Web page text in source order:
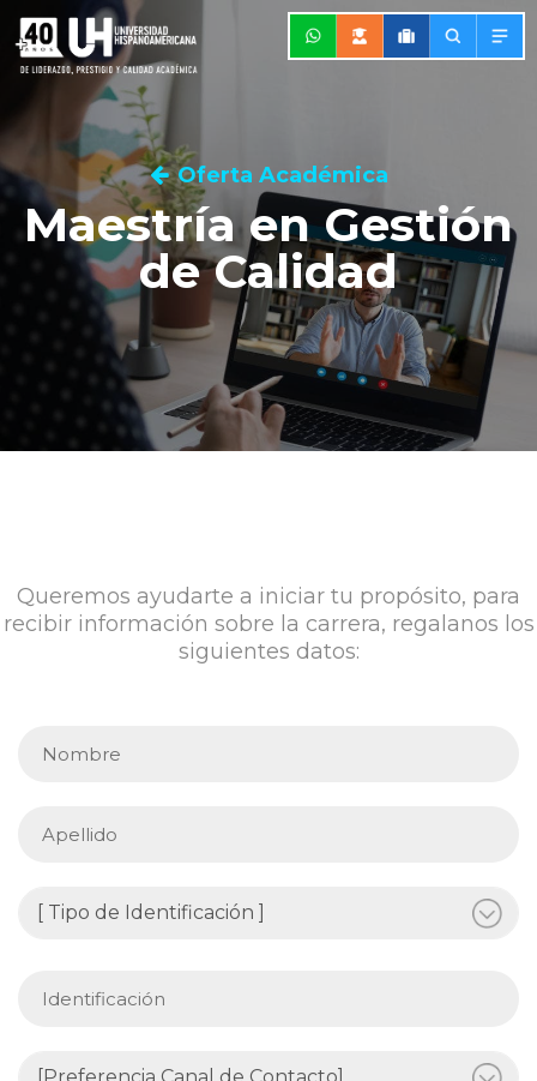
Oferta Académica
Maestría en Gestión
de Calidad
Queremos ayudarte a iniciar tu propósito, para
recibir información sobre la carrera, regalanos los
siguientes datos: